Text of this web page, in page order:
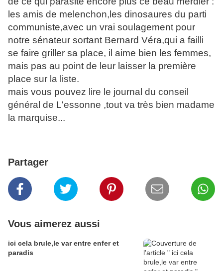
les amis de melenchon,les dinosaures du parti
communiste,avec un vrai soulagement pour
notre sénateur sortant Bernard Véra,qui a failli
se faire griller sa place, il aime bien les femmes,
mais pas au point de leur laisser la première
place sur la liste.
mais vous pouvez lire le journal du conseil
général de L'essonne ,tout va très bien madame
la marquise...
Partager
Vous aimerez aussi
ici cela brule,le var entre enfer et
paradis